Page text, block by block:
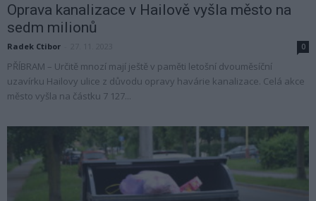
Oprava kanalizace v Hailově vyšla město na
sedm milionů
Radek Ctibor 0
PŘÍBRAM – Určitě mnozí mají ještě v paměti letošní dvouměsíční
uzavírku Hailovy ulice z důvodu opravy havárie kanalizace. Celá akce
město vyšla na částku 7 127...